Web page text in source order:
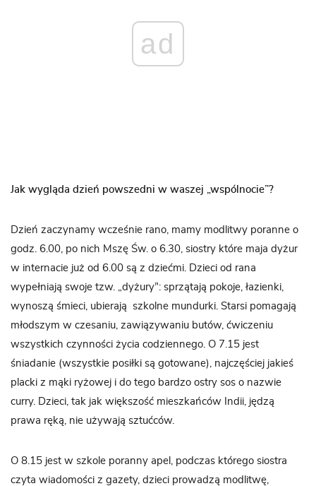
ad
Jak wygląda dzień powszedni w waszej „wspólnocie”?
Dzień zaczynamy wcześnie rano, mamy modlitwy poranne o
godz. 6.00, po nich Mszę Św. o 6.30, siostry które maja dyżur
w internacie już od 6.00 są z dziećmi. Dzieci od rana
wypełniają swoje tzw. „dyżury”: sprzątają pokoje, łazienki,
wynoszą śmieci, ubierają szkolne mundurki. Starsi pomagają
młodszym w czesaniu, zawiązywaniu butów, ćwiczeniu
wszystkich czynności życia codziennego. O 7.15 jest
śniadanie (wszystkie posiłki są gotowane), najczęściej jakieś
placki z mąki ryżowej i do tego bardzo ostry sos o nazwie
curry. Dzieci, tak jak większość mieszkańców Indii, jędzą
prawa ręką, nie używają sztućców.
O 8.15 jest w szkole poranny apel, podczas którego siostra
czyta wiadomości z gazety, dzieci prowadzą modlitwę,